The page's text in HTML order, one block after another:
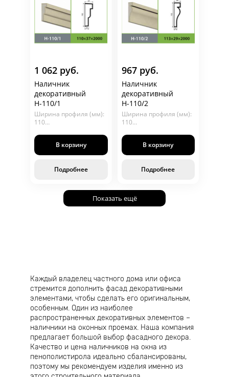
1 062 руб.
Наличник
декоративный
Н-110/1
Ширина профиля (мм):
110
Длина (мм): 2000
В корзину
Подробнее
967 руб.
Наличник
декоративный
Н-110/2
Ширина профиля (мм):
110
Длина (мм): 2000
В корзину
Подробнее
Показать ещё
Каждый владелец частного дома или офиса
стремится дополнить фасад декоративными
элементами, чтобы сделать его оригинальным,
особенным. Один из наиболее
распространенных декоративных элементов –
наличники на оконных проемах. Наша компания
предлагает большой выбор фасадного декора.
Качество и цена наличников на окна из
пенополистирола идеально сбалансированы,
поэтому мы рекомендуем изделия именно из